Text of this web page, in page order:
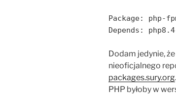
Package: php-
Depends:
Dodam jedynie,
nieoficjalnego
packages.sury.org
PHP byłoby w